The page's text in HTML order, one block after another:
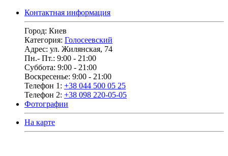
Контактная информация
Город: Киев
Категория: Голосеевский
Адрес: ул. Жилянская, 74
Пн.- Пт.: 9:00 - 21:00
Суббота: 9:00 - 21:00
Воскресенье: 9:00 - 21:00
Телефон 1: +38 044 500 05 25
Телефон 2: +38 098 220-05-05
Фотографии
На карте